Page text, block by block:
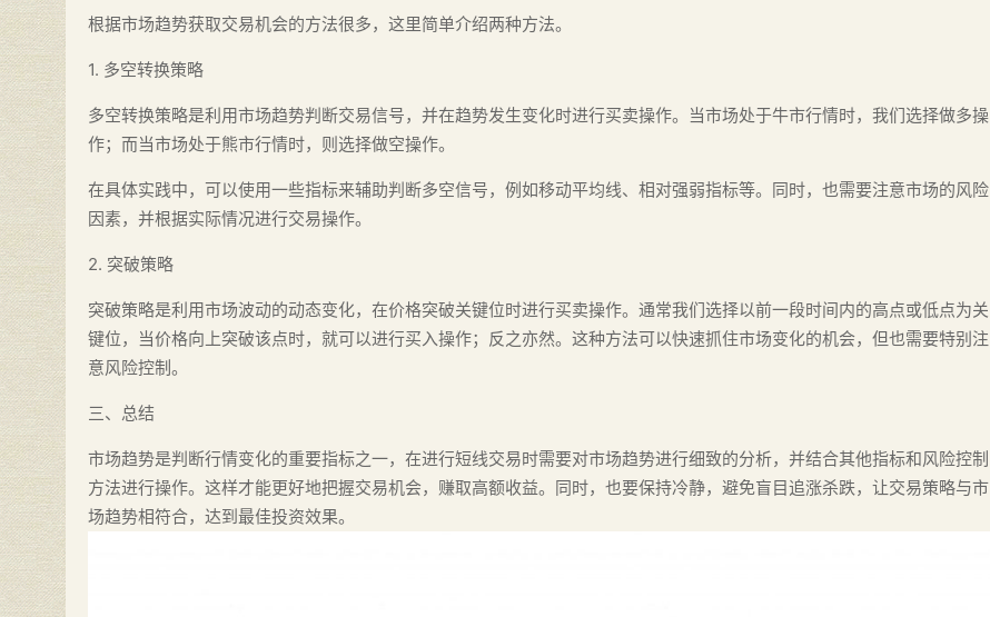
根据市场趋势获取交易机会的方法很多，这里简单介绍两种方法。
1. 多空转换策略
多空转换策略是利用市场趋势判断交易信号，并在趋势发生变化时进行买卖操作。当市场处于牛市行情时，我们选择做多操
作；而当市场处于熊市行情时，则选择做空操作。
在具体实践中，可以使用一些指标来辅助判断多空信号，例如移动平均线、相对强弱指标等。同时，也需要注意市场的风险
因素，并根据实际情况进行交易操作。
2. 突破策略
突破策略是利用市场波动的动态变化，在价格突破关键位时进行买卖操作。通常我们选择以前一段时间内的高点或低点为关
键位，当价格向上突破该点时，就可以进行买入操作；反之亦然。这种方法可以快速抓住市场变化的机会，但也需要特别注
意风险控制。
三、总结
市场趋势是判断行情变化的重要指标之一，在进行短线交易时需要对市场趋势进行细致的分析，并结合其他指标和风险控制
方法进行操作。这样才能更好地把握交易机会，赚取高额收益。同时，也要保持冷静，避免盲目追涨杀跌，让交易策略与市
场趋势相符合，达到最佳投资效果。